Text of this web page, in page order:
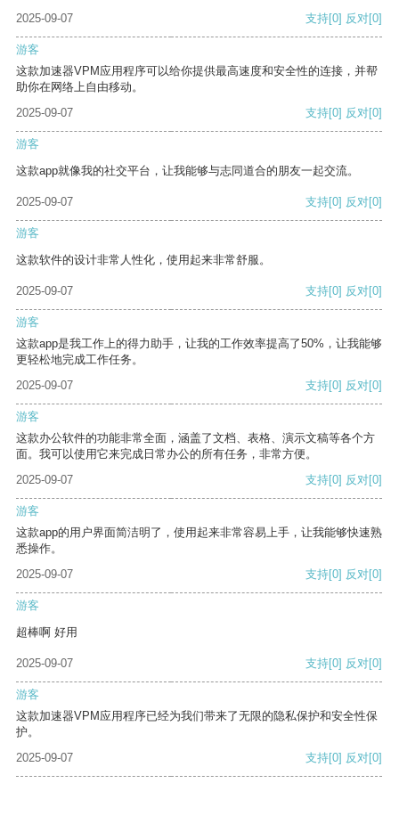
2025-09-07 支持[0] 反对[0]
游客
这款加速器VPM应用程序可以给你提供最高速度和安全性的连接，并帮
助你在网络上自由移动。
2025-09-07
支持[0] 反对[0]
游客
这款app就像我的社交平台，让我能够与志同道合的朋友一起交流。
2025-09-07 支持[0] 反对[0]
游客
这款软件的设计非常人性化，使用起来非常舒服。
2025-09-07 支持[0] 反对[0]
游客
这款app是我工作上的得力助手，让我的工作效率提高了50%，让我能够
更轻松地完成工作任务。
2025-09-07
支持[0] 反对[0]
游客
这款办公软件的功能非常全面，涵盖了文档、表格、演示文稿等各个方
面。我可以使用它来完成日常办公的所有任务，非常方便。
2025-09-07
支持[0] 反对[0]
游客
这款app的用户界面简洁明了，使用起来非常容易上手，让我能够快速熟
悉操作。
2025-09-07
支持[0] 反对[0]
游客
超棒啊 好用
2025-09-07 支持[0] 反对[0]
游客
这款加速器VPM应用程序已经为我们带来了无限的隐私保护和安全性保
护。
2025-09-07
支持[0] 反对[0]